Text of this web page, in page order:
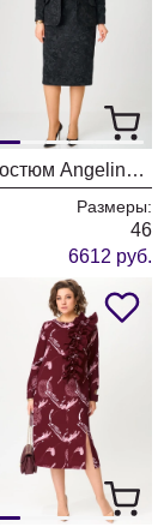
Костюм Angelina & Company 1204
Размеры:
46
6612 руб.